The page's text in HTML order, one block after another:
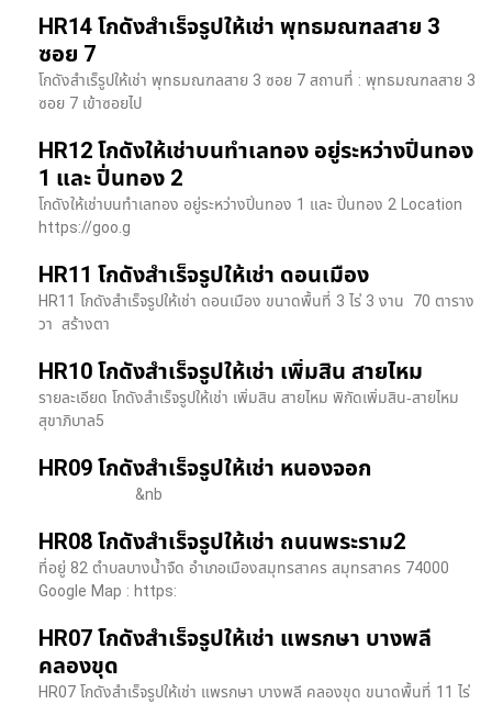
HR14 โกดังสำเร็จรูปให้เช่า พุทธมณฑลสาย 3
ซอย 7
โกดังสำเร็รูปให้เช่า พุทธมณฑลสาย 3 ซอย 7 สถานที่ : พุทธมณฑลสาย 3
ซอย 7 เข้าซอยไป
HR12 โกดังให้เช่าบนทำเลทอง อยู่ระหว่างปิ่นทอง
1 และ ปิ่นทอง 2
โกดังให้เช่าบนทำเลทอง อยู่ระหว่างปิ่นทอง 1 และ ปิ่นทอง 2 Location
https://goo.g
HR11 โกดังสำเร็จรูปให้เช่า ดอนเมือง
HR11 โกดังสำเร็จรูปให้เช่า ดอนเมือง ขนาดพื้นที่ 3 ไร่ 3 งาน 70 ตาราง
วา สร้างตา
HR10 โกดังสำเร็จรูปให้เช่า เพิ่มสิน สายไหม
รายละเอียด โกดังสำเร็จรูปให้เช่า เพิ่มสิน สายไหม พิกัดเพิ่มสิน-สายไหม
สุขาภิบาล5
HR09 โกดังสำเร็จรูปให้เช่า หนองจอก
&nb
HR08 โกดังสำเร็จรูปให้เช่า ถนนพระราม2
ที่อยู่ 82 ตำบลบางน้ำจืด อำเภอเมืองสมุทรสาคร สมุทรสาคร 74000
Google Map : https:
HR07 โกดังสำเร็จรูปให้เช่า แพรกษา บางพลี​
คลองขุด
HR07 โกดังสำเร็จรูปให้เช่า แพรกษา บางพลี​ คลองขุด ขนาดพื้นที่ 11 ไร่